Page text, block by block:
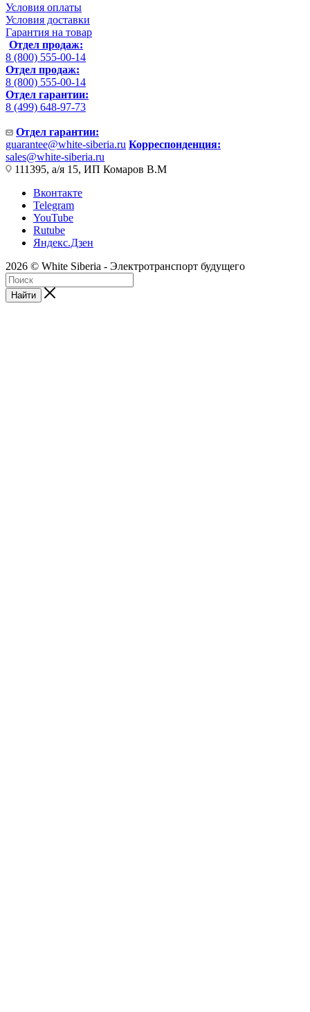
Условия оплаты
Условия доставки
Гарантия на товар
Отдел продаж:
8 (800) 555-00-14
Отдел продаж:
8 (800) 555-00-14
Отдел гарантии:
8 (499) 648-97-73
Отдел гарантии:
guarantee@white-siberia.ru Корреспонденция:
sales@white-siberia.ru
111395, а/я 15, ИП Комаров В.М
Вконтакте
Telegram
YouTube
Rutube
Яндекс.Дзен
2026 © White Siberia - Электротранспорт будущего
Найти